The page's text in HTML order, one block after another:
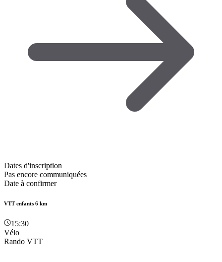
Dates d'inscription
Pas encore communiquées
Date à confirmer
VTT enfants 6 km
15:30
Vélo
Rando VTT